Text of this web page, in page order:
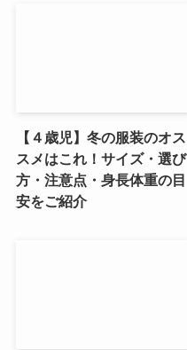
【４歳児】冬の服装のオス
スメはこれ！サイズ・選び
方・注意点・身長体重の目
安をご紹介